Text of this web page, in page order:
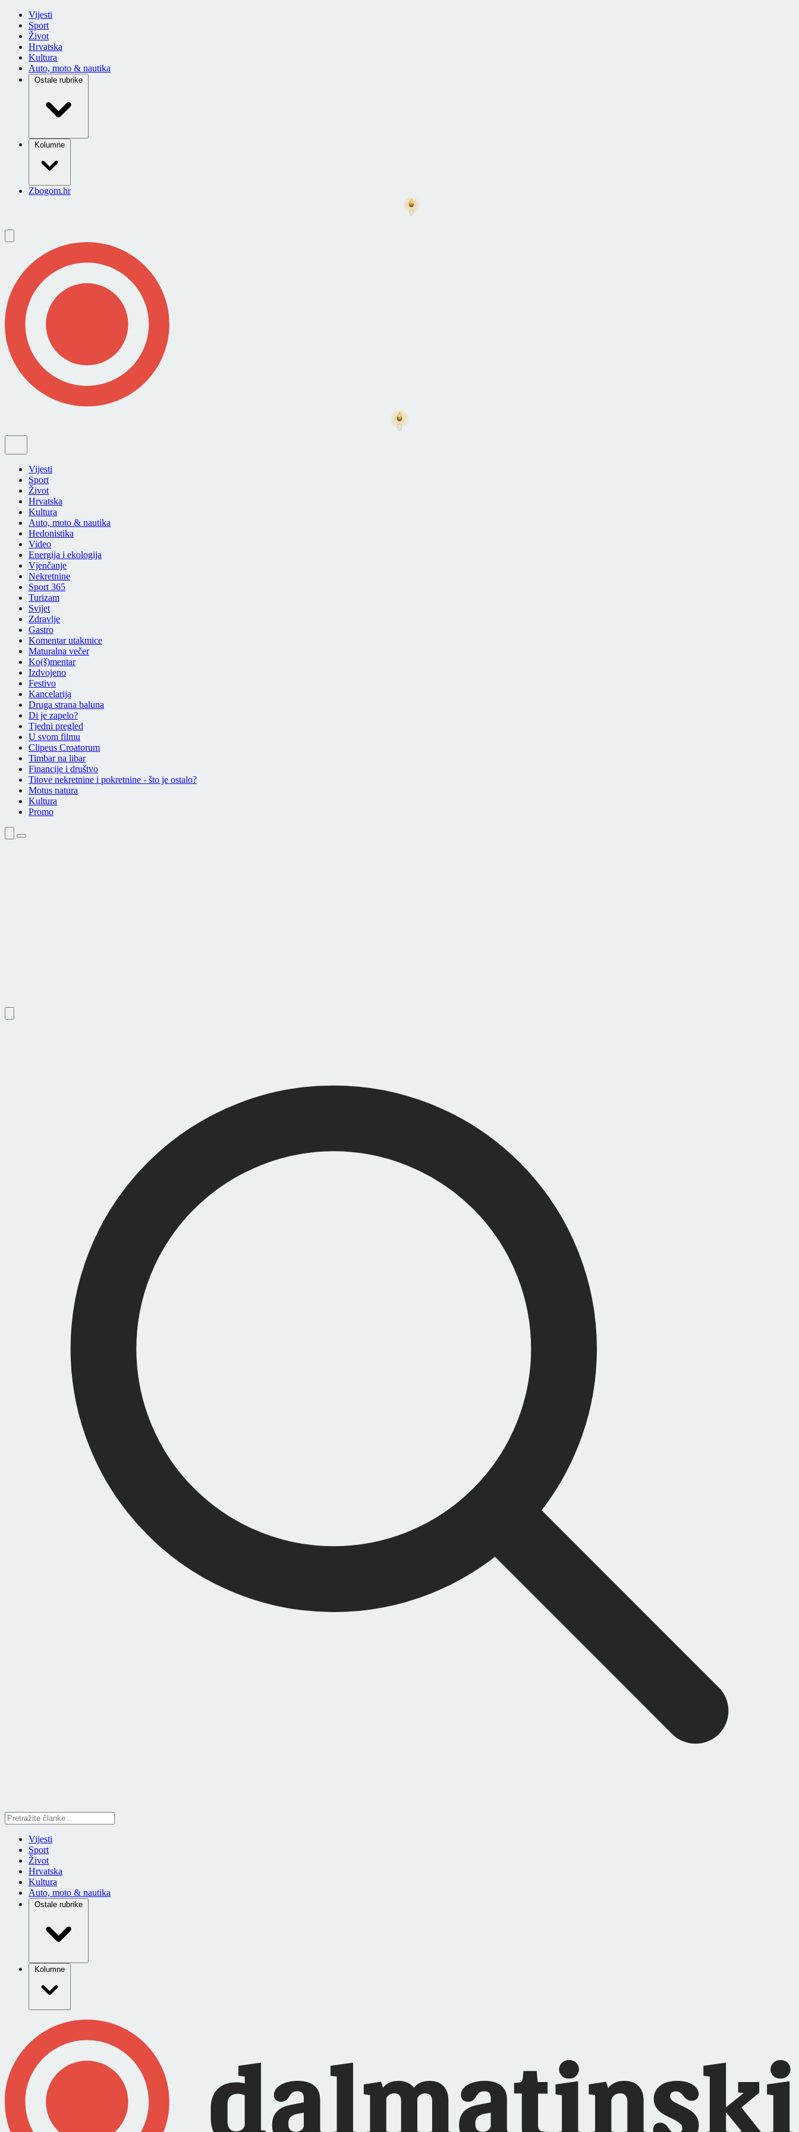
Vijesti
Sport
Život
Hrvatska
Kultura
Auto, moto & nautika
Ostale rubrike
Kolumne
Zbogom.hr
Vijesti
Sport
Život
Hrvatska
Kultura
Auto, moto & nautika
Hedonistika
Video
Energija i ekologija
Vjenčanje
Nekretnine
Sport 365
Turizam
Svijet
Zdravlje
Gastro
Komentar utakmice
Maturalna večer
Ko(š)mentar
Izdvojeno
Festivo
Kancelarija
Druga strana baluna
Di je zapelo?
Tjedni pregled
U svom filmu
Clipeus Croatorum
Timbar na libar
Financije i društvo
Titove nekretnine i pokretnine - što je ostalo?
Motus natura
Kultura
Promo
Vijesti
Sport
Život
Hrvatska
Kultura
Auto, moto & nautika
Ostale rubrike
Kolumne